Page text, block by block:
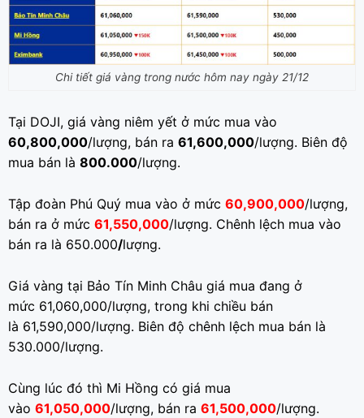
Chi tiết giá vàng trong nước hôm nay ngày 21/12
Tại DOJI, giá vàng niêm yết ở mức mua vào
60,800,000/lượng, bán ra 61,600,000/lượng. Biên độ
mua bán là 800.000/lượng.
Tập đoàn Phú Quý mua vào ở mức 60,900,000/lượng,
bán ra ở mức 61,550,000/lượng. Chênh lệch mua vào
bán ra là 650.000/lượng.
Giá vàng tại Bảo Tín Minh Châu giá mua đang ở
mức 61,060,000/lượng, trong khi chiều bán
là 61,590,000/lượng. Biên độ chênh lệch mua bán là
530.000/lượng.
Cùng lúc đó thì Mi Hồng có giá mua
vào 61,050,000/lượng, bán ra 61,500,000/lượng.